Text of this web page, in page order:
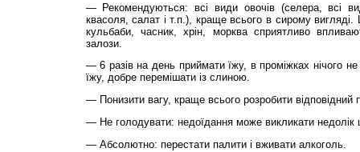
— Рекомендуються: всі види овочів (селера, всі
квасоля, салат і т.п.), краще всього в сирому
кульбаби, часник, хрін, морква сприятливо
залози.
— 6 разів на день приймати їжу, в проміжках нічого
їжу, добре перемішати із слиною.
— Понизити вагу, краще всього розробити від­повідний
— Не голодувати: недоїдання може викликати недолік
— Абсолютно: пере­ста­ти палити і вживати алкоголь.